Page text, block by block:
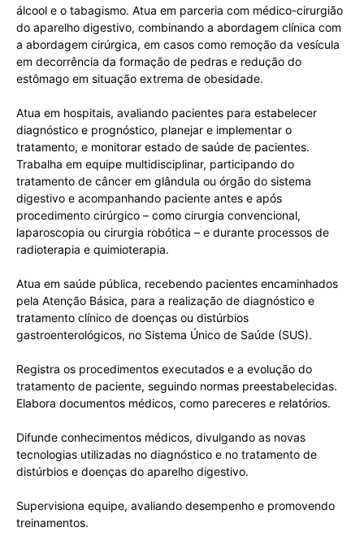
álcool e o tabagismo. Atua em parceria com médico-cirurgião
do aparelho digestivo, combinando a abordagem clínica com
a abordagem cirúrgica, em casos como remoção da vesícula
em decorrência da formação de pedras e redução do
estômago em situação extrema de obesidade.
Atua em hospitais, avaliando pacientes para estabelecer
diagnóstico e prognóstico, planejar e implementar o
tratamento, e monitorar estado de saúde de pacientes.
Trabalha em equipe multidisciplinar, participando do
tratamento de câncer em glândula ou órgão do sistema
digestivo e acompanhando paciente antes e após
procedimento cirúrgico – como cirurgia convencional,
laparoscopia ou cirurgia robótica – e durante processos de
radioterapia e quimioterapia.
Atua em saúde pública, recebendo pacientes encaminhados
pela Atenção Básica, para a realização de diagnóstico e
tratamento clínico de doenças ou distúrbios
gastroenterológicos, no Sistema Único de Saúde (SUS).
Registra os procedimentos executados e a evolução do
tratamento de paciente, seguindo normas preestabelecidas.
Elabora documentos médicos, como pareceres e relatórios.
Difunde conhecimentos médicos, divulgando as novas
tecnologias utilizadas no diagnóstico e no tratamento de
distúrbios e doenças do aparelho digestivo.
Supervisiona equipe, avaliando desempenho e promovendo
treinamentos.